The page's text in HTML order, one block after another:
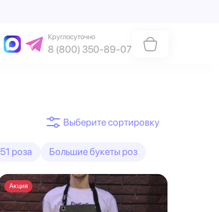
Круглосуточно
8 (800) 350-89-07
51 роза Большие букеты роз
Акция